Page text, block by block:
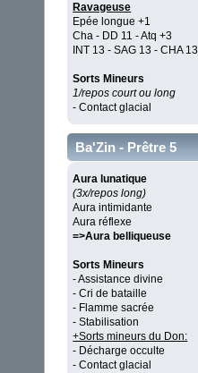
Ravageuse
Epée longue +1
Cha - DD 11 - Atq +3
INT 13 - SAG 13 - CHA 13
Sorts Mineurs
1/repos court ou long
- Contact glacial
Ba'Zin - Prêtre 5
Aura lunatique
(3x/repos long)
Aura intimidante
Aura réflexe
=>Aura belliqueuse
Sorts Mineurs
- Assistance divine
- Cri de bataille
- Flamme sacrée
- Stabilisation
+Sorts mineurs du Don:
- Décharge occulte
- Contact glacial